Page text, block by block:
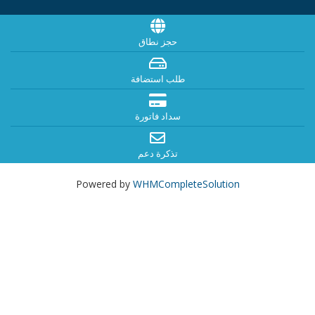
حجز نطاق
طلب استضافة
سداد فاتورة
تذكرة دعم
Powered by WHMCompleteSolution